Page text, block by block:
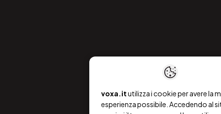
voxa.itutilizza i cookie per avere la
esperienza possibile. Accedendo al